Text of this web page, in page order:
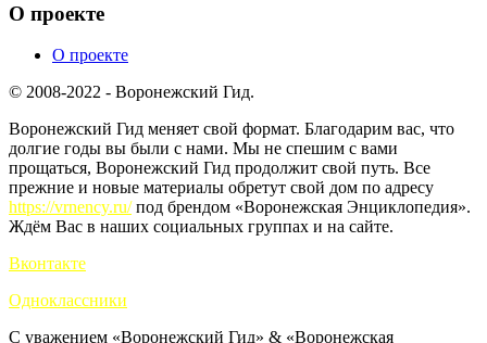
О проекте
О проекте
© 2008-2022 - Воронежский Гид.
Воронежский Гид меняет свой формат. Благодарим вас, что
долгие годы вы были с нами. Мы не спешим с вами
прощаться, Воронежский Гид продолжит свой путь. Все
прежние и новые материалы обретут свой дом по адресу
https://vrnency.ru/под брендом «Воронежская Энциклопедия».
Ждём Вас в наших социальных группах и на сайте.
Вконтакте
Одноклассники
С уважением «Воронежский Гид» & «Воронежская